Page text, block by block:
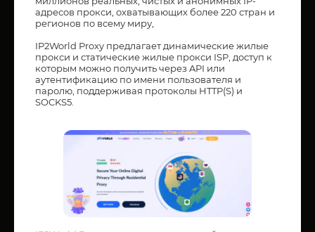
адресов прокси, охватывающих более 220 стран и
регионов по всему миру,
IP2World Proxy предлагает динамические жилые
прокси и статические жилые прокси ISP, доступ к
которым можно получить через API или
аутентификацию по имени пользователя и
паролю, поддерживая протоколы HTTP(S) и
SOCKS5.